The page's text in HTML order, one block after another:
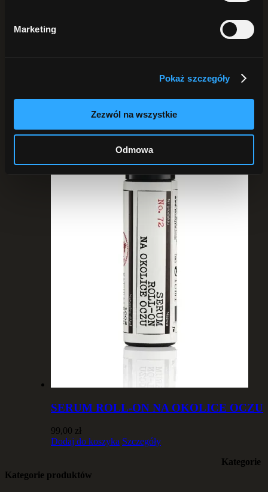
Marketing
Pokaż szczegóły
Zezwól na wszystkie
Odmowa
SERUM ROLL-ON NA OKOLICE OCZU
99,00 zł
Dodaj do koszyka Szczegóły
Kategorie produktów
Kategorie